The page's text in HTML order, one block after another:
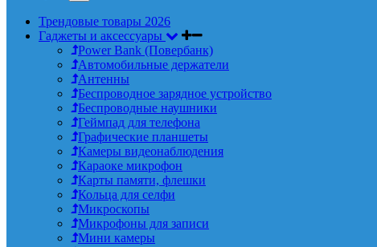
Трендовые товары 2026
Гаджеты и аксессуары
Power Bank (Повербанк)
Автомобильные держатели
Антенны
Беспроводное зарядное устройство
Беспроводные наушники
Геймпад для телефона
Графические планшеты
Камеры видеонаблюдения
Караоке микрофон
Карты памяти, флешки
Кольца для селфи
Микроскопы
Микрофоны для записи
Мини камеры